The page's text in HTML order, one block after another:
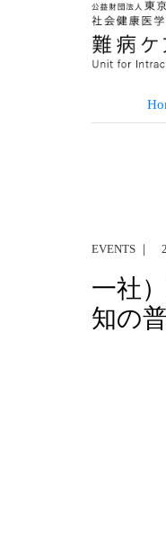
EVENTS ｜
一社
知の